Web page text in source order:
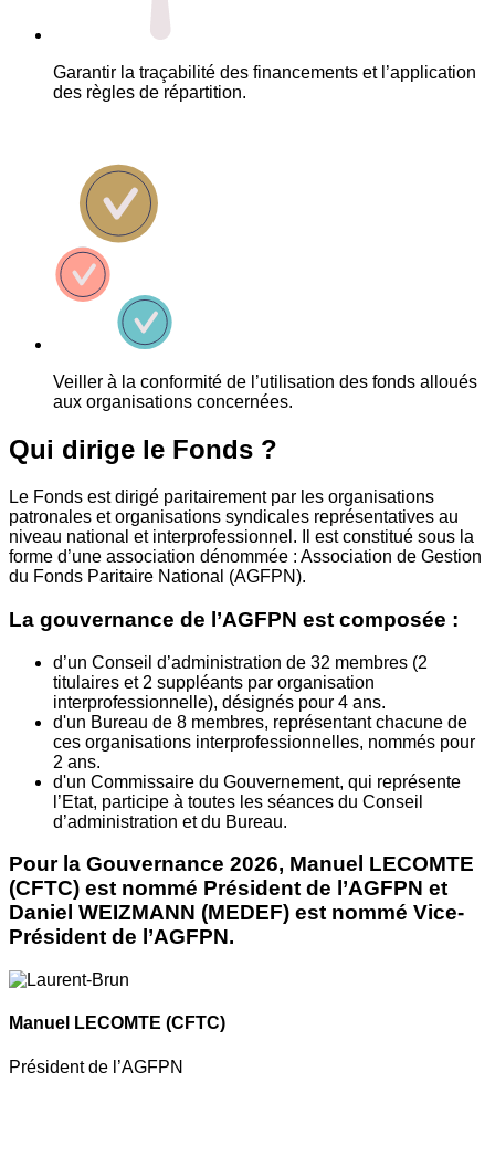
Garantir la traçabilité des financements et l’application
des règles de répartition.
Veiller à la conformité de l’utilisation des fonds alloués
aux organisations concernées.
Qui dirige le Fonds ?
Le Fonds est dirigé paritairement par les organisations
patronales et organisations syndicales représentatives au
niveau national et interprofessionnel. Il est constitué sous la
forme d’une association dénommée : Association de Gestion
du Fonds Paritaire National (AGFPN).
La gouvernance de l’AGFPN est composée :
d’un Conseil d’administration de 32 membres (2
titulaires et 2 suppléants par organisation
interprofessionnelle), désignés pour 4 ans.
d'un Bureau de 8 membres, représentant chacune de
ces organisations interprofessionnelles, nommés pour
2 ans.
d'un Commissaire du Gouvernement, qui représente
l’Etat, participe à toutes les séances du Conseil
d’administration et du Bureau.
Pour la Gouvernance 2026, Manuel LECOMTE
(CFTC) est nommé Président de l’AGFPN et
Daniel WEIZMANN (MEDEF) est nommé Vice-
Président de l’AGFPN.
Manuel LECOMTE (CFTC)
Président de l’AGFPN